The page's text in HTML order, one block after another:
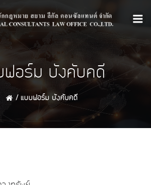
to
content
ฟอร์ม บังคับคดี
แบบฟอร์ม บังคับคดี